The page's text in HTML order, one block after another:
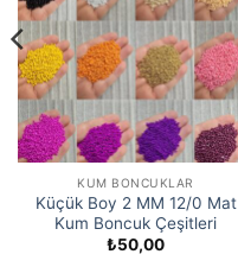
KUM BONCUKLAR
Küçük Boy 2 MM 12/0 Mat
Kum Boncuk Çeşitleri
₺50,00